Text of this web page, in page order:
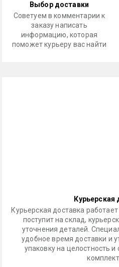
Выбор доставки
Советуем в комментарии к
заказу написать
информацию, которая
поможет курьеру вас найти
Курьерская
Курьерская доставка
поступит на склад,
уточнения деталей.
удобное время доставки и
упаковку на целостность и